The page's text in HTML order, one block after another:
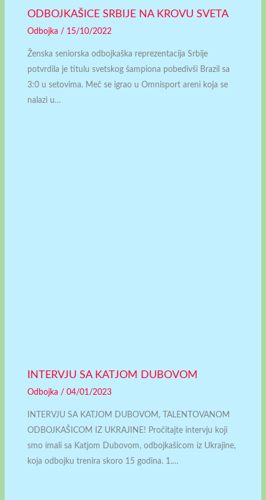
ODBOJKAŠICE SRBIJE NA KROVU SVETA
Odbojka / 15/10/2022
Ženska seniorska odbojkaška reprezentacija Srbije
potvrdila je titulu svetskog šampiona pobedivši Brazil sa
3:0 u setovima. Meč se igrao u Omnisport areni koja se
nalazi u…
INTERVJU SA KATJOM DUBOVOM
Odbojka / 04/01/2023
INTERVJU SA KATJOM DUBOVOM, TALENTOVANOM
ODBOJKAŠICOM IZ UKRAJINE! Pročitajte intervju koji
smo imali sa Katjom Dubovom, odbojkašicom iz Ukrajine,
koja odbojku trenira skoro 15 godina. 1.…